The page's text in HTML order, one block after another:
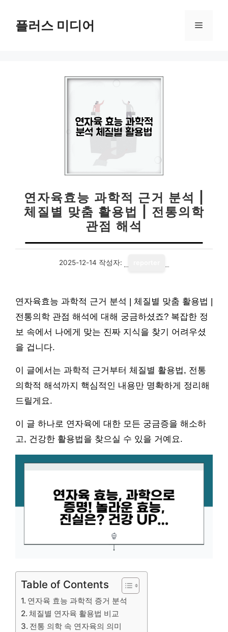
플러스 미디어 메
연자육효능 과학적 근거 분석 |
체질별 맞춤 활용법 | 전통의학
관점 해석
2025-12-14 작성자:
연자육효능 과학적 근거 분석 | 체질별 맞춤 활용법 |
전통의학 관점 해석에 대해 궁금하셨죠? 복잡한 정
보 속에서 나에게 맞는 진짜 지식을 찾기 어려우셨
을 겁니다.
이 글에서는 과학적 근거부터 체질별 활용법, 전통
의학적 해석까지 핵심적인 내용만 명확하게 정리해
드릴게요.
이 글 하나로 연자육에 대한 모든 궁금증을 해소하
고, 건강한 활용법을 찾으실 수 있을 거예요.
Table of Contents
연자육 효능 과학적 증거 분석
체질별 연자육 활용법 비교
전통 의학 속 연자육의 의미